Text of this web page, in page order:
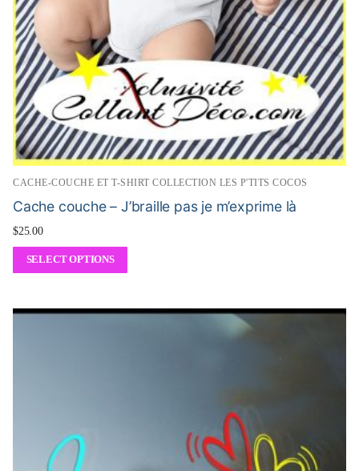
CACHE-COUCHE ET T-SHIRT COLLECTION LES P'TITS COCOS
Cache couche – J’braille pas je m’exprime là
$25.00
SELECT OPTIONS